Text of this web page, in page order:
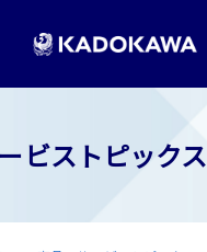
ビストピックス